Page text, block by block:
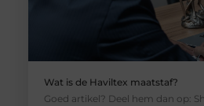
Wat is de Haviltex maatstaf?
Goed artikel? Deel hem dan op: